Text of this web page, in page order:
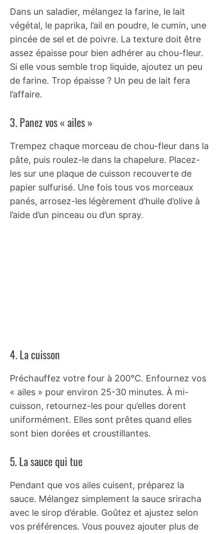
Dans un saladier, mélangez la farine, le lait
végétal, le paprika, l’ail en poudre, le cumin, une
pincée de sel et de poivre. La texture doit être
assez épaisse pour bien adhérer au chou-fleur.
Si elle vous semble trop liquide, ajoutez un peu
de farine. Trop épaisse ? Un peu de lait fera
l’affaire.
3. Panez vos « ailes »
Trempez chaque morceau de chou-fleur dans la
pâte, puis roulez-le dans la chapelure. Placez-
les sur une plaque de cuisson recouverte de
papier sulfurisé. Une fois tous vos morceaux
panés, arrosez-les légèrement d’huile d’olive à
l’aide d’un pinceau ou d’un spray.
4. La cuisson
Préchauffez votre four à 200°C. Enfournez vos
« ailes » pour environ 25-30 minutes. À mi-
cuisson, retournez-les pour qu’elles dorent
uniformément. Elles sont prêtes quand elles
sont bien dorées et croustillantes.
5. La sauce qui tue
Pendant que vos ailes cuisent, préparez la
sauce. Mélangez simplement la sauce sriracha
avec le sirop d’érable. Goûtez et ajustez selon
vos préférences. Vous pouvez ajouter plus de